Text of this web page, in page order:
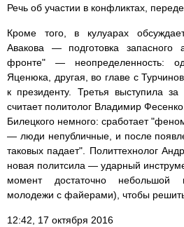
Речь об участии в конфликтах,
Кроме того, в кулуарах
Авакова — подготовка
фронте" — неопределенность:
Яценюка, другая, во главе с
к президенту. Третья выступила за
считает политолог Владимир
Билецкого немного: сработает
— люди непубличные, и после
таковых падает". Политтехнолог
новая политсила — ударный
момент достаточно небольшой
молодежи с файерами), чтобы решить
12:42, 17 октября 2016